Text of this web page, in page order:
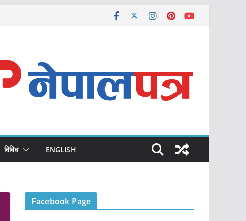
विविध ENGLISH
Facebook Page